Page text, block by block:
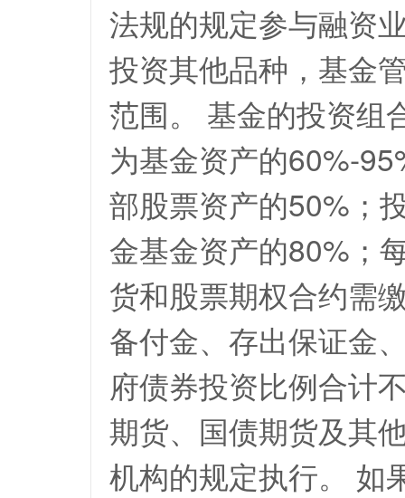
法规的规定参与融资
投资其他品种，基金
范围。 基金的投资组
为基金资产的60%-
部股票资产的50%；
金基金资产的80%；
货和股票期权合约需
备付金、存出保证金
府债券投资比例合计
期货、国债期货及其
机构的规定执行。 如